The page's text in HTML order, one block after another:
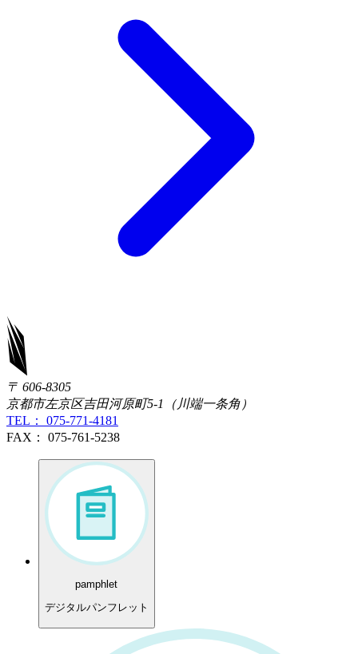
〒 606-8305
京都市左京区吉田河原町5-1（川端一条角）
TEL： 075-771-4181
FAX： 075-761-5238
pamphlet
デジタルパンフレット